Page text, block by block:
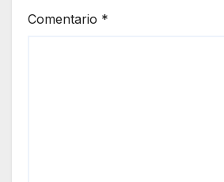
Comentario *